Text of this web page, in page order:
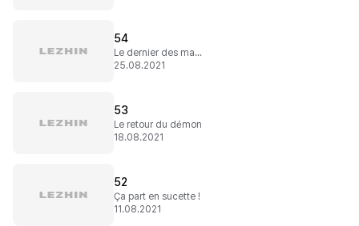
54
Le dernier des mages noirs
25.08.2021
53
Le retour du démon
18.08.2021
52
Ça part en sucette !
11.08.2021